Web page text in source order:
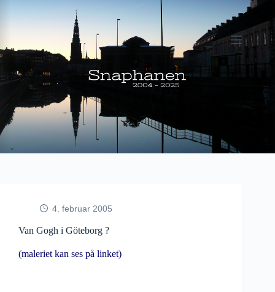
4. februar 2005
Van Gogh i Göteborg ?
(maleriet kan ses på linket)